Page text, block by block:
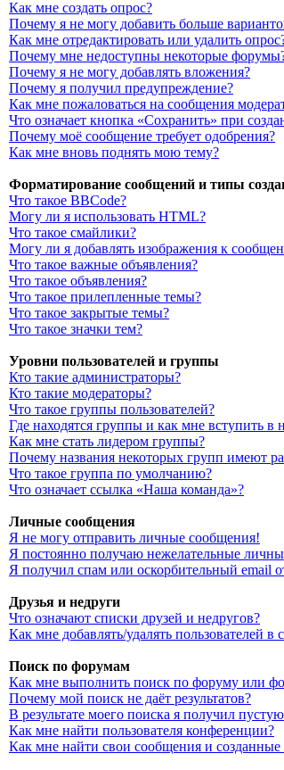
Как мне создать опрос?
Почему я не могу добавить больше
Как мне отредактировать или удалить
Почему мне недоступны некоторые
Почему я не могу добавлять вложения?
Почему я получил предупреждение?
Как мне пожаловаться на сообщения
Что означает кнопка «Сохранить» при
Почему моё сообщение требует одобрения?
Как мне вновь поднять мою тему?
Форматирование сообщений и типы
Что такое BBCode?
Могу ли я использовать HTML?
Что такое смайлики?
Могу ли я добавлять изображения к
Что такое важные объявления?
Что такое объявления?
Что такое прилепленные темы?
Что такое закрытые темы?
Что такое значки тем?
Уровни пользователей и группы
Кто такие администраторы?
Кто такие модераторы?
Что такое группы пользователей?
Где находятся группы и как мне вступить в
Как мне стать лидером группы?
Почему названия некоторых групп имеют
Что такое группа по умолчанию?
Что означает ссылка «Наша команда»?
Личные сообщения
Я не могу отправить личные сообщения!
Я постоянно получаю нежелательные
Я получил спам или оскорбительный email
Друзья и недруги
Что означают списки друзей и недругов?
Как мне добавлять/удалять пользователей
Поиск по форумам
Как мне выполнить поиск по форуму или
Почему мой поиск не даёт результатов?
В результате моего поиска я получил
Как мне найти пользователя конференции?
Как мне найти свои сообщения и